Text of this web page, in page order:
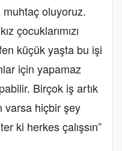
oluyoruz.
çocuklarımızı
küçük yaşta bu işi
için yapamaz
Birçok iş artık
varsa hiçbir şey
ki herkes çalışsın”